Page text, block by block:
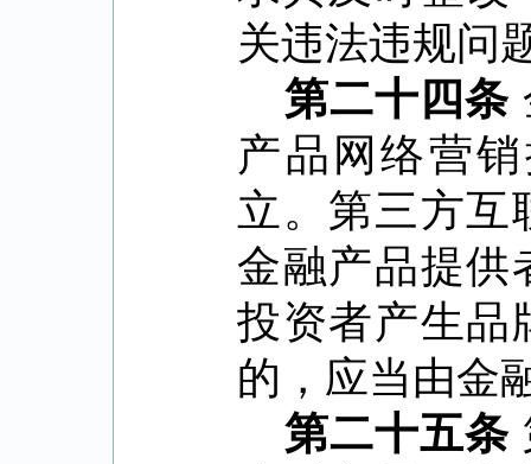
关违法违规问
第二十四条
产品网络营
立。第三方互
金融产品提供
投资者产生品
的，应当由金
第二十五条